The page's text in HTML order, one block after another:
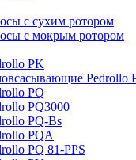
с сухим ротором
с мокрым ротором
PK
Pedrollo
PQ
PQ3000
PQ-Bs
PQA
PQ 81-PPS